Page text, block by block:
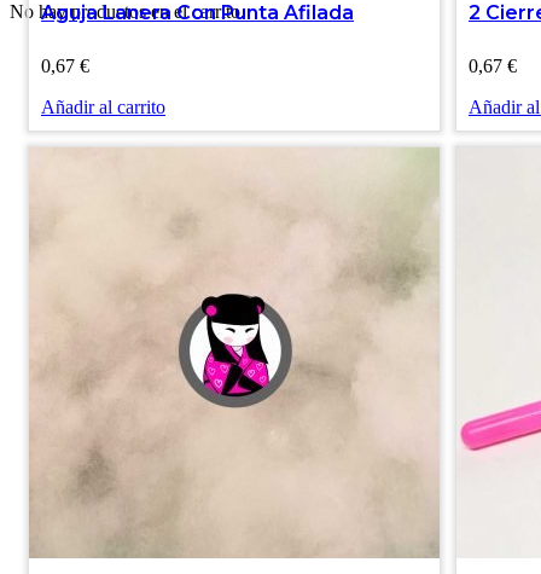
No hay productos en el carrito.
Aguja Lanera Con Punta Afilada
0,67 €
Añadir al carrito
2
0,67 €
Añadir